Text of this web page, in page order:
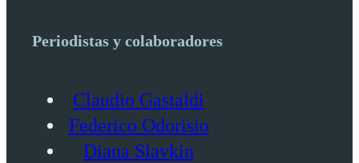
Periodistas y colaboradores
Claudio Gastaldi
Federico Odorisio
Diana Slavkin